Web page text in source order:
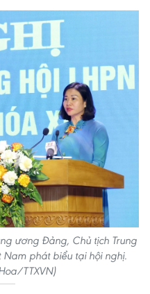
ương Đảng, Chủ tịch Trung
phát biểu tại hội nghị.
TTXVN)